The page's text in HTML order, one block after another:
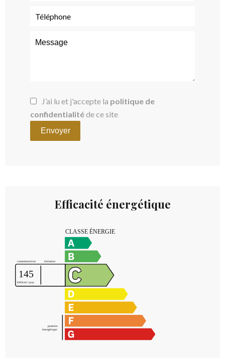
J’ai lu et j'accepte la politique de
confidentialitéde ce site
Envoyer
Efficacité énergétique